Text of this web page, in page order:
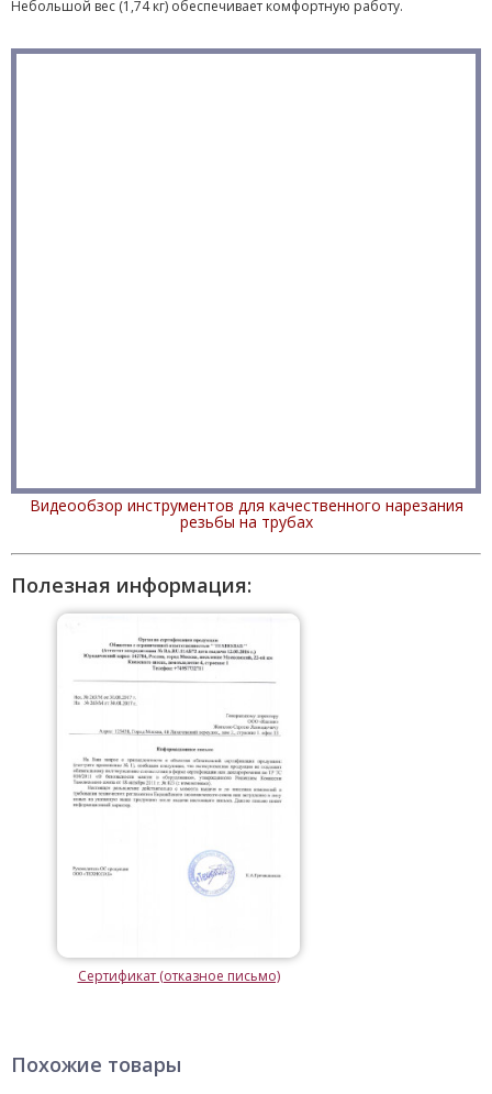
Небольшой вес (1,74 кг) обеспечивает комфортную работу.
Видеообзор инструментов для качественного нарезания
резьбы на трубах
Полезная информация:
Сертификат (отказное письмо)
Похожие товары